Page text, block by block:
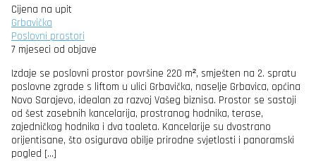
Cijena na upit
Grbavička
Poslovni prostori
7 mjeseci od objave
Izdaje se poslovni prostor površine 220 m², smješten na 2. spratu
poslovne zgrade s liftom u ulici Grbavička, naselje Grbavica, općina
Novo Sarajevo, idealan za razvoj Vašeg biznisa. Prostor se sastoji
od šest zasebnih kancelarija, prostranog hodnika, terase,
zajedničkog hodnika i dva toaleta. Kancelarije su dvostrano
orijentisane, što osigurava obilje prirodne svjetlosti i panoramski
pogled […]